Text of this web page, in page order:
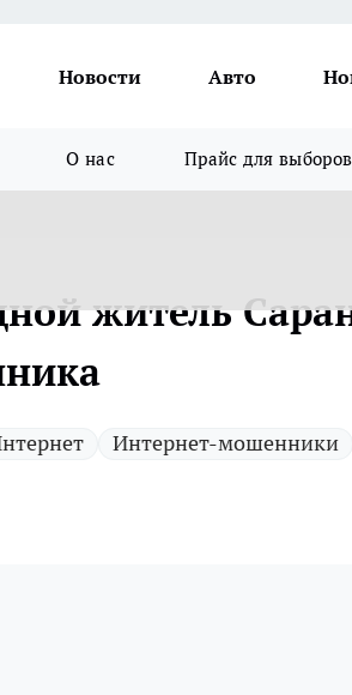
Новости Авто
О нас Прайс для выборов
житель
Интернет-мошенники